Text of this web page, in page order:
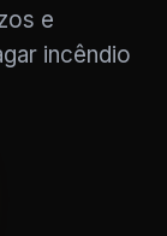
e
incêndio